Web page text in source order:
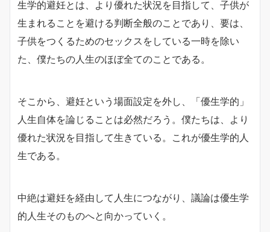
生学的避妊とは、より優れた状況を目指して、子供が
生まれることを避ける判断全般のことであり、要は、
子供をつくるためのセックスをしている一時を除い
た、僕たちの人生のほぼ全てのことである。
そこから、避妊という場面設定を外し、「優生学的」
人生自体を論じることは必然だろう。僕たちは、より
優れた状況を目指して生きている。これが優生学的人
生である。
中絶は避妊を経由して人生につながり、議論は優生学
的人生そのものへと向かっていく。